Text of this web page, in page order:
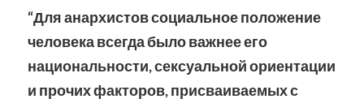
“Для анархистов социальное положение
человека всегда было важнее его
национальности, сексуальной ориентации
и прочих факторов, присваиваемых с